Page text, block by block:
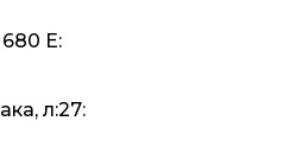
E:
л:27: